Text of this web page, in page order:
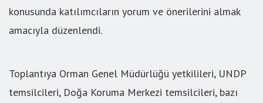
konusunda katılımcıların yorum ve önerilerini almak
amacıyla düzenlendi.
Toplantıya Orman Genel Müdürlüğü yetkilileri, UNDP
temsilcileri, Doğa Koruma Merkezi temsilcileri, bazı